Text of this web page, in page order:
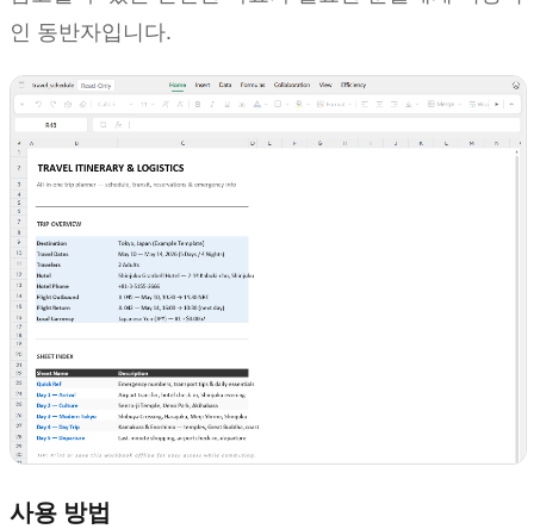
인 동반자입니다.
사용 방법